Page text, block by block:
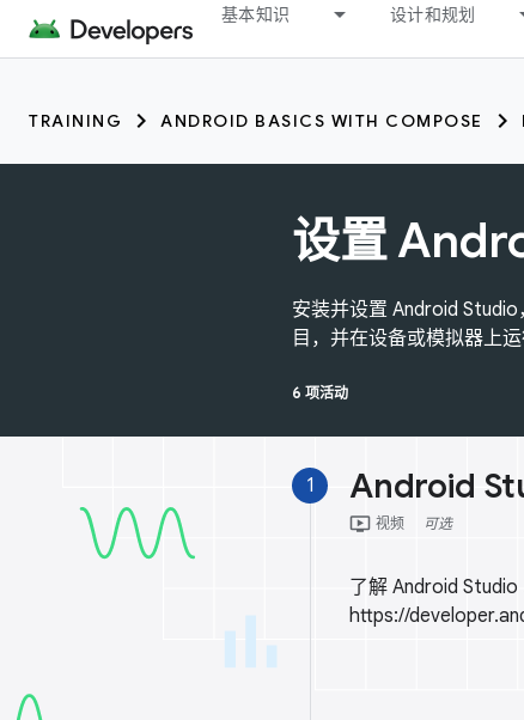
基本知识 设计和规划
TRAINING ANDROID BASICS WITH COMPOSE
设置
安装并设置 Android
目，并在设备或模拟器上运
6 项活动
1 Android
ondemand_video 视频 可选
了解 Android
https://